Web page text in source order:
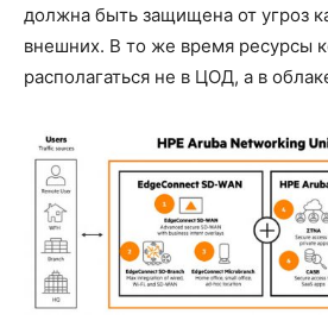
должна быть защищена от угроз
внешних. В то же время ресурсы
располагаться не в ЦОД, а в